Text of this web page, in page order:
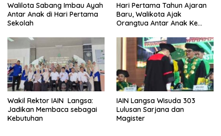
Walilota Sabang Imbau Ayah
Antar Anak di Hari Pertama
Sekolah
Hari Pertama Tahun Ajaran
Baru, Walikota Ajak
Orangtua Antar Anak Ke
Wakil Rektor IAIN Langsa:
Jadikan Membaca sebagai
Kebutuhan
IAIN Langsa Wisuda 303
Lulusan Sarjana dan
Magister